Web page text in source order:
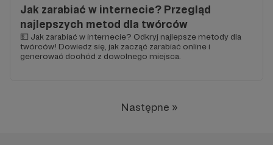
Jak zarabiać w internecie? Przegląd
najlepszych metod dla twórców
💵 Jak zarabiać w internecie? Odkryj najlepsze metody dla
twórców! Dowiedz się, jak zacząć zarabiać online i
generować dochód z dowolnego miejsca.
Następne »